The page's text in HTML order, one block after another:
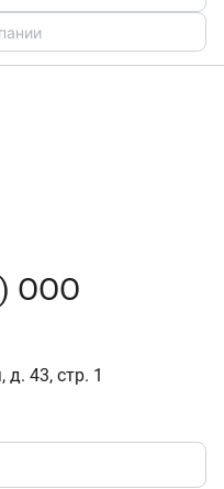
ООО
43, стр. 1